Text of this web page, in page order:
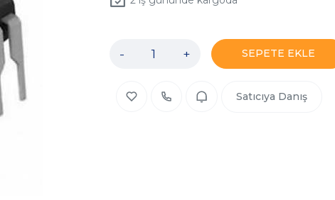
- + SEPETE EKLE
Satıcıya Danış